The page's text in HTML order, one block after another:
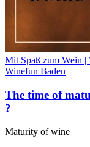
Mit Spaß zum Wein |
Winefun Baden
The time of
?
Maturity of wine